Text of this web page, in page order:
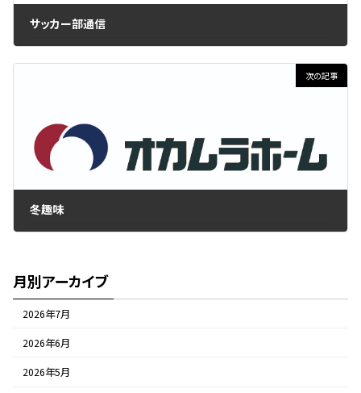
サッカー部通信
次の記事
冬趣味
月別アーカイブ
2026年7月
2026年6月
2026年5月